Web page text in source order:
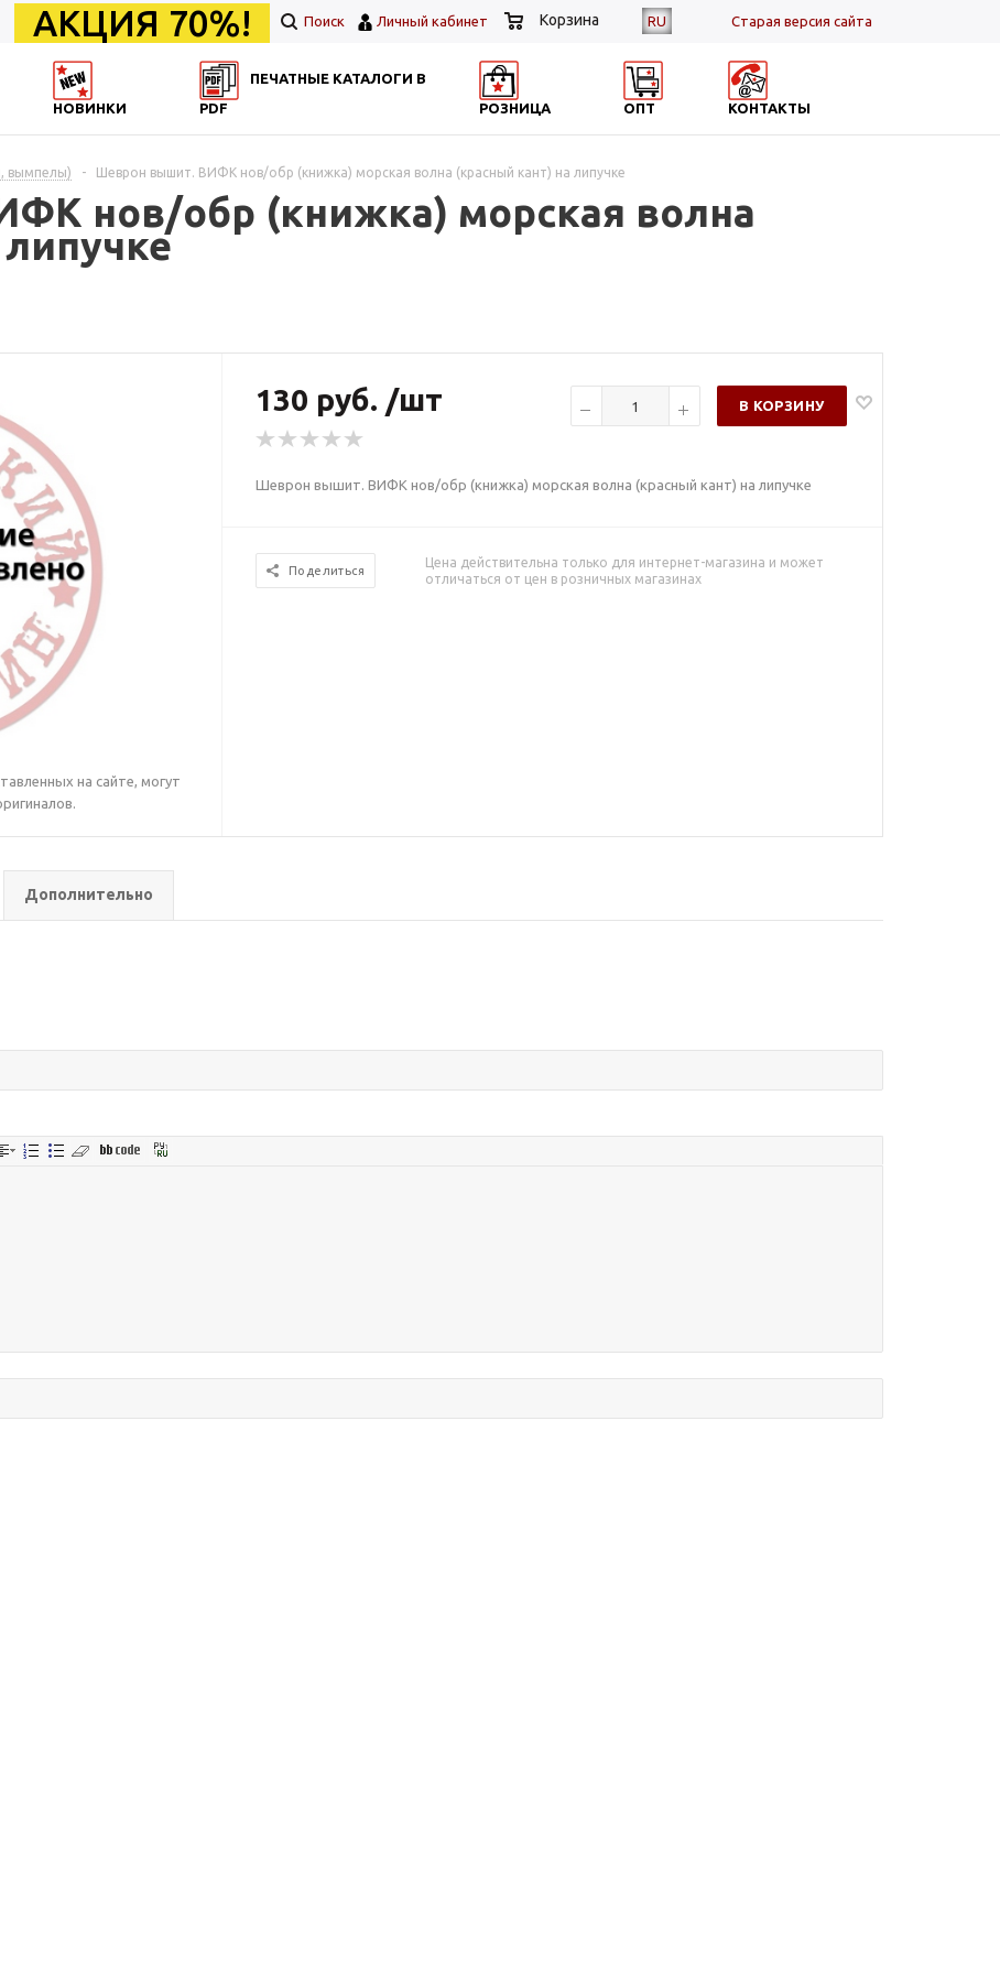
RU Cтарая версия сайта
АКЦИЯ 70%! Поиск Личный кабинет Корзина
НОВИНКИ
ПЕЧАТНЫЕ КАТАЛОГИ В
PDF
РОЗНИЦА ОПТ КОНТАКТЫ
вымпелы) - Шеврон вышит. ВИФК нов/обр (книжка) морская волна (красный кант) на липучке
нов/обр (книжка) морская волна
на сайте, могут
130 руб. /шт В КОРЗИНУ
Шеврон вышит. ВИФК нов/обр (книжка) морская волна (красный кант) на липучке
Поделиться
Цена действительна только для интернет-магазина и может
отличаться от цен в розничных магазинах
Дополнительно